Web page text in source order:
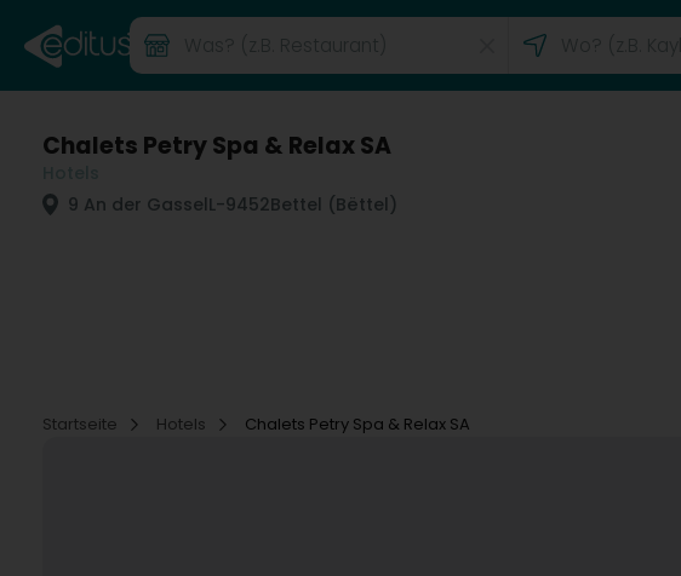
Chalets Petry Spa & Relax SA
9 An der GasselL-9452Bettel (Bëttel)
Startseite
Hotels Chalets Petry Spa & Relax SA